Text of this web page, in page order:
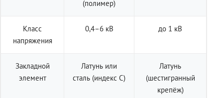
(полимер)
Класс
напряжения
0,4–6 кВ до 1 кВ
Закладной
элемент
Латунь или
сталь (индекс С)
Латунь
(шестигранный
крепёж)